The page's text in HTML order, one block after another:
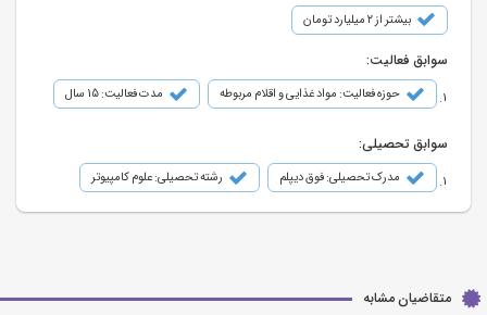
بیشتر از ۲ میلیارد تومان
سوابق فعالیت:
حوزه فعالیت: مواد غذایی و اقلام مربوطه مدت فعالیت: 15 سال
سوابق تحصیلی:
مدرک تحصیلی: فوق دیپلم رشته تحصیلی: علوم کامپیوتر
متقاضیان مشابه